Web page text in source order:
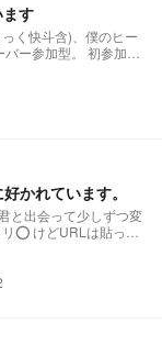
す
く快斗含)、僕のヒー
型。 初参加の
かれています。
と出会って少しずつ変